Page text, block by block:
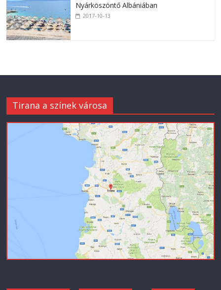
Nyárköszöntő Albániában
2017-10-13
Tirana a színek városa